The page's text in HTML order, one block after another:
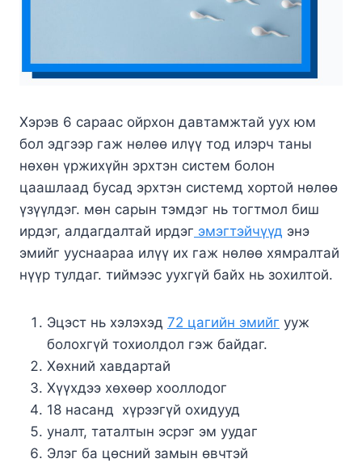
Хэрэв 6 сараас ойрхон давтамжтай уух юм
бол эдгээр гаж нөлөө илүү тод илэрч таны
нөхөн үржихүйн эрхтэн систем болон
цаашлаад бусад эрхтэн системд хортой нөлөө
үзүүлдэг. мөн сарын тэмдэг нь тогтмол биш
ирдэг, алдагдалтай ирдэг эмэгтэйчүүд энэ
эмийг ууснаараа илүү их гаж нөлөө хямралтай
нүүр тулдаг. тиймээс уухгүй байх нь зохилтой.
Эцэст нь хэлэхэд 72 цагийн эмийг ууж
болохгүй тохиолдол гэж байдаг.
Хөхний хавдартай
Хүүхдээ хөхөөр хооллодог
18 насанд хүрээгүй охидууд
уналт, таталтын эсрэг эм уудаг
Элэг ба цөсний замын өвчтэй